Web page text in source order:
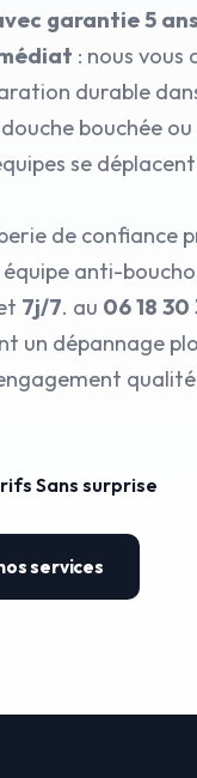
garantie 5
: nous vous
durable
bouchée ou
se déplacent
de confiance
anti-
7j/7. au 06 18 30
un dépannage
Sans surprise
services